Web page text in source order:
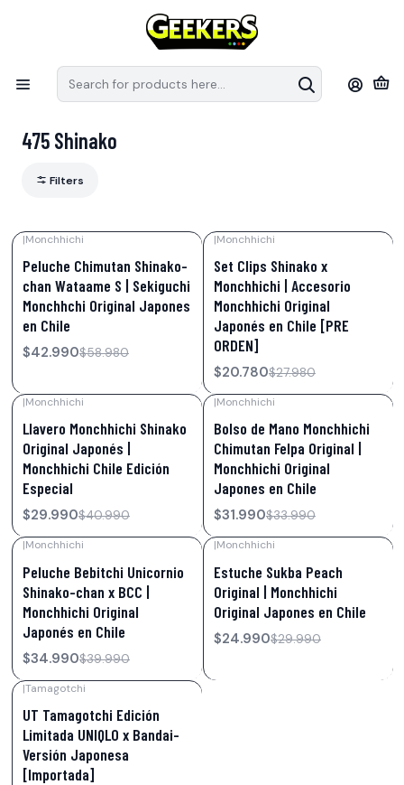
Recuerda que las preventas tiene fechas estimativas de arribo a
Chile, pueden modificar sus fechas de llegada por parte de los
Home Figuras de Acción Monchhichi 475 Shinako
475 Shinako
Filters
|Monchhichi
Peluche Chimutan Shinako-
chan Wataame S | Sekiguchi
Monchhchi Original Japones
en Chile
$42.990$58.980
Not available
|Monchhichi
Set Clips Shinako x
Monchhichi | Accesorio
Monchhichi Original
Japonés en Chile [PRE
ORDEN]
$20.780$27.980
|Monchhichi
Llavero Monchhichi Shinako
Original Japonés |
Monchhichi Chile Edición
Especial
$29.990$40.990
|Monchhichi
Bolso de Mano Monchhichi
Chimutan Felpa Original |
Monchhichi Original
Japones en Chile
$31.990$33.990
|Monchhichi
Peluche Bebitchi Unicornio
Shinako-chan x BCC |
Monchhichi Original
Japonés en Chile
$34.990$39.990
|Monchhichi
Estuche Sukba Peach
Original | Monchhichi
Original Japones en Chile
$24.990$29.990
|Tamagotchi
UT Tamagotchi Edición
Limitada UNIQLO x Bandai-
Versión Japonesa
[Importada]